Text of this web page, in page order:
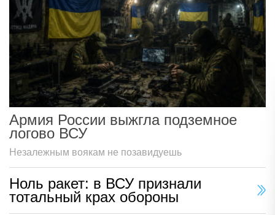
Армия России выжгла подземное
логово ВСУ
Незалежным воякам не позавидуешь
Ноль ракет: в ВСУ признали
тотальный крах обороны